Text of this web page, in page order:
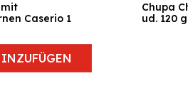
mit
Caserio 1
Chupa
ud. 120